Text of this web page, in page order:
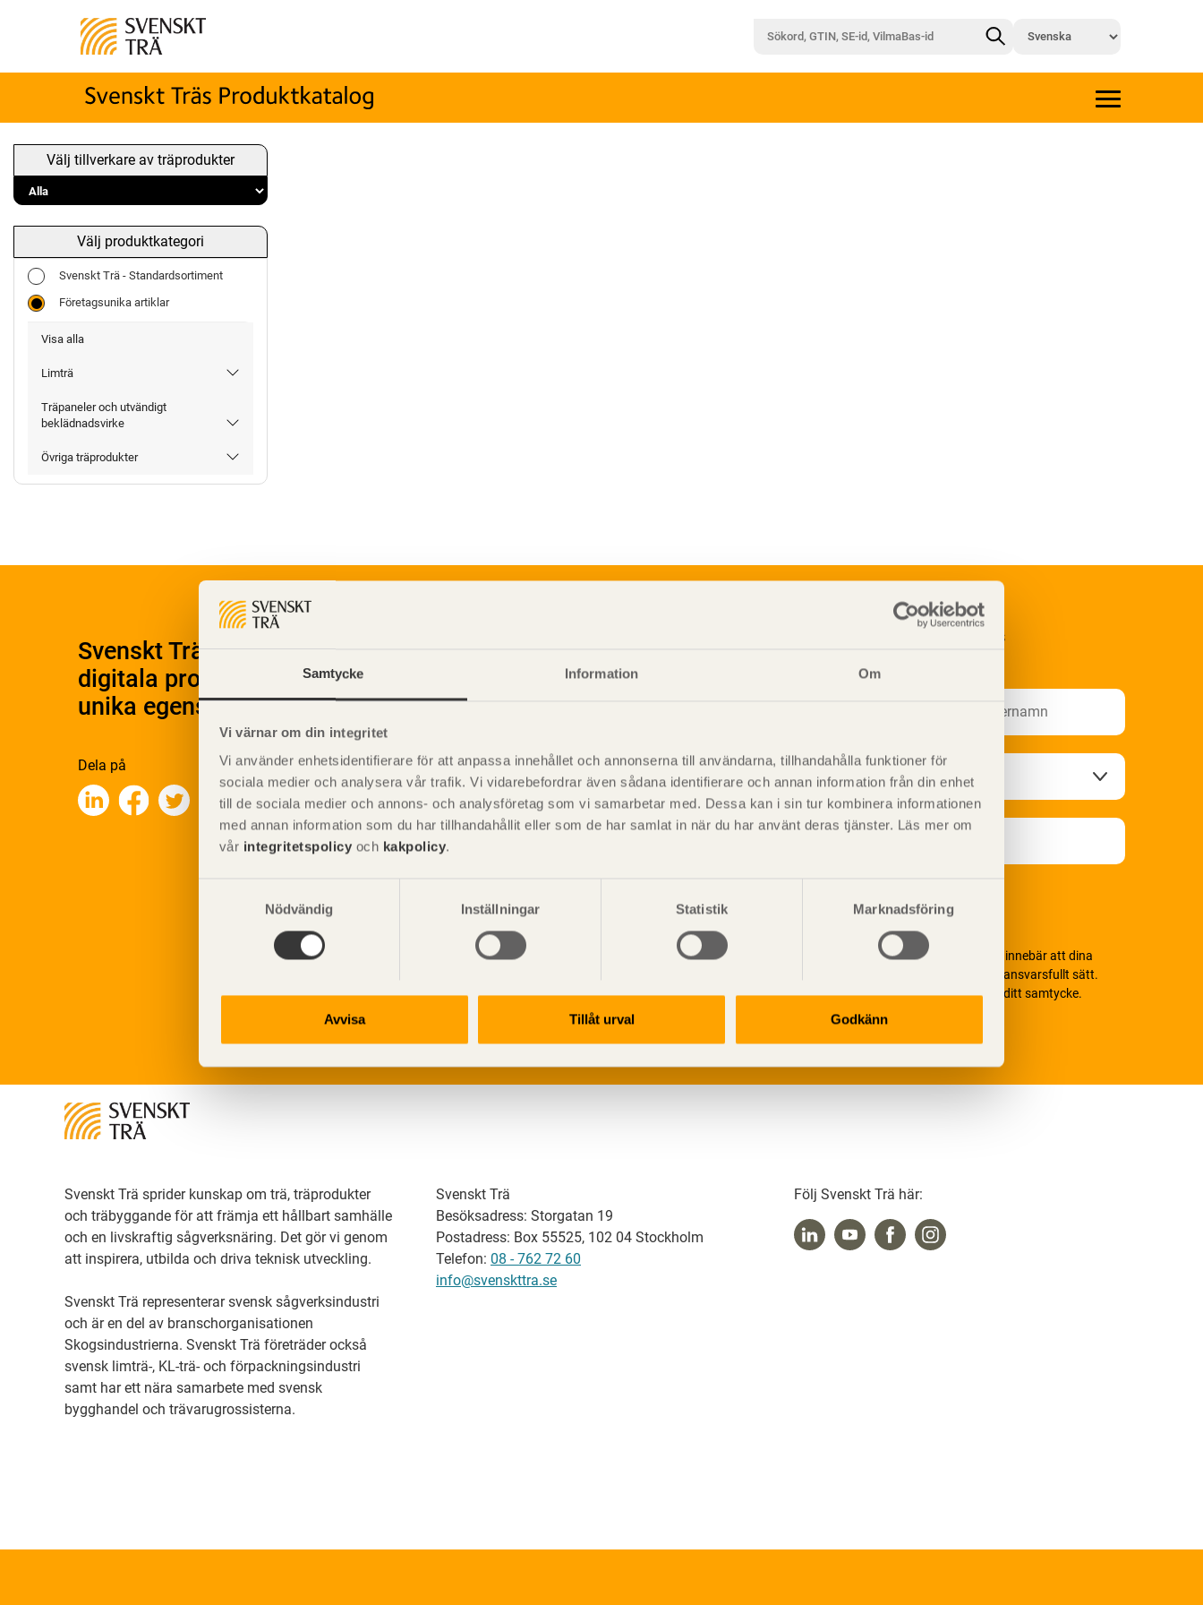
Samtycke Information Om
Vi värnar om din integritet
Vi använder enhetsidentifierare för att anpassa innehållet och annonserna till användarna, tillhandahålla funktioner för
sociala medier och analysera vår trafik. Vi vidarebefordrar även sådana identifierare och annan information från din enhet
till de sociala medier och annons- och analysföretag som vi samarbetar med. Dessa kan i sin tur kombinera informationen
med annan information som du har tillhandahållit eller som de har samlat in när du har använt deras tjänster. Läs mer om
vår integritetspolicy och kakpolicy.
Nödvändig
Inställningar Statistik Marknadsföring
Avvisa Tillåt urval Godkänn
Välj tillverkare av träprodukter
Välj produktkategori
Svenskt Trä - Standardsortiment
Företagsunika artiklar
Visa alla
Limträ
Träpaneler och utvändigt
beklädnadsvirke
Övriga träprodukter
Svenskt Träs Produktkatalog är svensk sågverksnärings
digitala produktkatalog för att beskriva träprodukter och deras
unika egenskaper.
Dela på
Prenumerera på Svenskt Träs
Vi värnar om personlig integritet vilket innebär att dina
personuppgifter alltid hanteras på ett ansvarsfullt sätt.
Genom att klicka på skicka lämnar du ditt samtycke.
Läs vårintegritetspolicy.
Svenskt Trä sprider kunskap om trä, träprodukter
och träbyggande för att främja ett hållbart samhälle
och en livskraftig sågverksnäring. Det gör vi genom
att inspirera, utbilda och driva teknisk utveckling.
Svenskt Trä representerar svensk sågverksindustri
och är en del av branschorganisationen
Skogsindustrierna. Svenskt Trä företräder också
svensk limträ-, KL-trä- och förpackningsindustri
samt har ett nära samarbete med svensk
bygghandel och trävarugrossisterna.
Svenskt Trä
Besöksadress: Storgatan 19
Postadress: Box 55525, 102 04 Stockholm
Telefon: 08 - 762 72 60
info@svenskttra.se
Följ Svenskt Trä här: